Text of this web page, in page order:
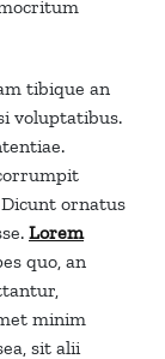
tibique an
voluptatibus.
ornatus
Lorem
quo, an
minim
sit alii